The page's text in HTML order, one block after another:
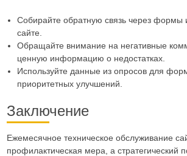
Собирайте обратную связь через формы
сайте.
Обращайте внимание на негативные
ценную информацию о недостатках.
Используйте данные из опросов для
приоритетных улучшений.
Заключение
Ежемесячное техническое обслуживание
профилактическая мера, а стратегический